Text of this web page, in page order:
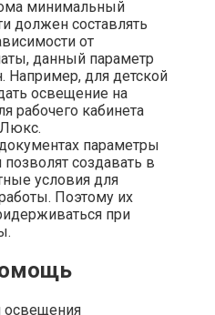
минимальный
должен составлять
от
данный параметр
Например, для детской
освещение на
рабочего кабинета
параметры
создавать в
условия для
Поэтому их
при